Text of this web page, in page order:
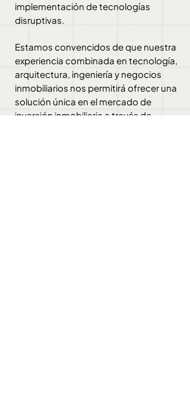
implementación de tecnologías
disruptivas.
Estamos convencidos de que nuestra
experiencia combinada en tecnología,
arquitectura, ingeniería y negocios
inmobiliarios nos permitirá ofrecer una
solución única en el mercado de
inversión inmobiliaria a través de